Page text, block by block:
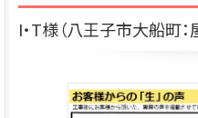
I・T様（八王子市大船町：